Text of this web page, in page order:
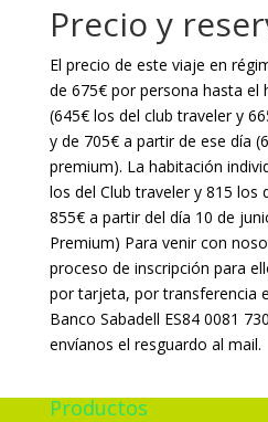
Precio y
El precio de este viaje en
de 675€ por persona hasta el
(645€ los del club traveler y
y de 705€ a partir de ese día
premium). La habitación
los del Club traveler y 815 los
855€ a partir del día 10 de
Premium) Para venir con
proceso de inscripción para
por tarjeta, por transferencia
Banco Sabadell ES84 0081
envíanos el resguardo al mail.
Productos